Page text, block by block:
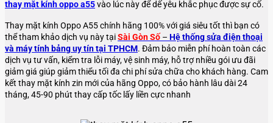
thay mặt kính oppo a55vào lúc này để dế yêu khắc phục được sự cố.
Thay mặt kính Oppo A55 chính hãng 100% với giá siêu tốt thì bạn có
thể tham khảo dịch vụ này tạiSài Gòn Số – Hệ thống sửa điện thoại
và máy tính bảng uy tín tại TPHCM. Đảm bảo miễn phí hoàn toàn các
dịch vụ tư vấn, kiểm tra lỗi máy, vệ sinh máy, hỗ trợ nhiều gói ưu đãi
giảm giá giúp giảm thiểu tối đa chi phí sửa chữa cho khách hàng. Cam
kết thay mặt kính zin mới của hãng Oppo, có bảo hành lâu dài 24
tháng, 45-90 phút thay cấp tốc lấy liền cực nhanh